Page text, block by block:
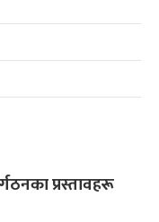
प्रस्तावहरू